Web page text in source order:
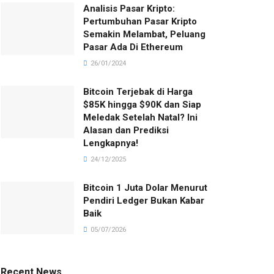
Analisis Pasar Kripto:
Pertumbuhan Pasar Kripto
Semakin Melambat, Peluang
Pasar Ada Di Ethereum
26/01/2024
Bitcoin Terjebak di Harga
$85K hingga $90K dan Siap
Meledak Setelah Natal? Ini
Alasan dan Prediksi
Lengkapnya!
24/12/2025
Bitcoin 1 Juta Dolar Menurut
Pendiri Ledger Bukan Kabar
Baik
05/07/2026